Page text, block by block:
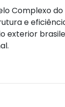
Complexo
e
exterior